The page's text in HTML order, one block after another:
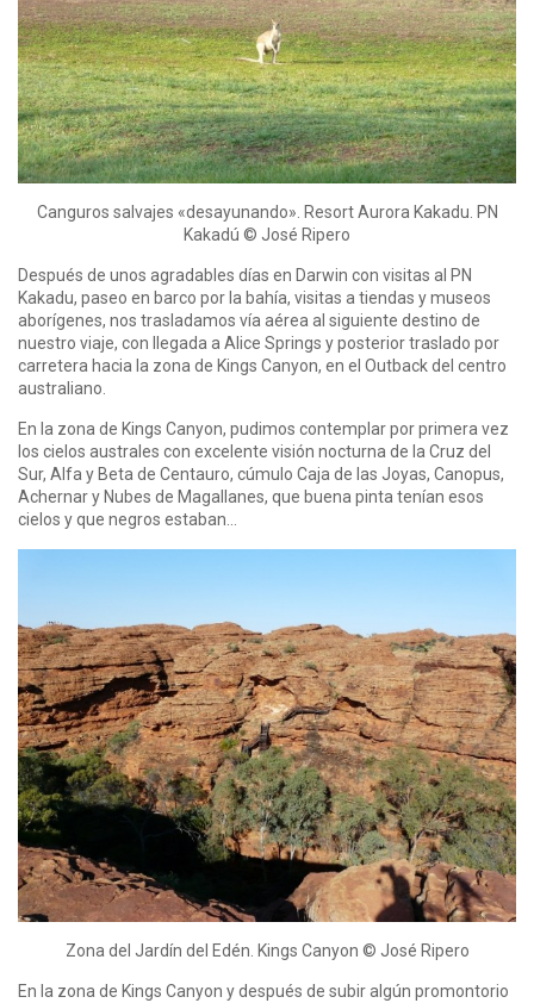
Canguros salvajes «desayunando». Resort Aurora Kakadu. PN
Kakadú © José Ripero
Después de unos agradables días en Darwin con visitas al PN
Kakadu, paseo en barco por la bahía, visitas a tiendas y museos
aborígenes, nos trasladamos vía aérea al siguiente destino de
nuestro viaje, con llegada a Alice Springs y posterior traslado por
carretera hacia la zona de Kings Canyon, en el Outback del centro
australiano.
En la zona de Kings Canyon, pudimos contemplar por primera vez
los cielos australes con excelente visión nocturna de la Cruz del
Sur, Alfa y Beta de Centauro, cúmulo Caja de las Joyas, Canopus,
Achernar y Nubes de Magallanes, que buena pinta tenían esos
cielos y que negros estaban…
Zona del Jardín del Edén. Kings Canyon © José Ripero
En la zona de Kings Canyon y después de subir algún promontorio